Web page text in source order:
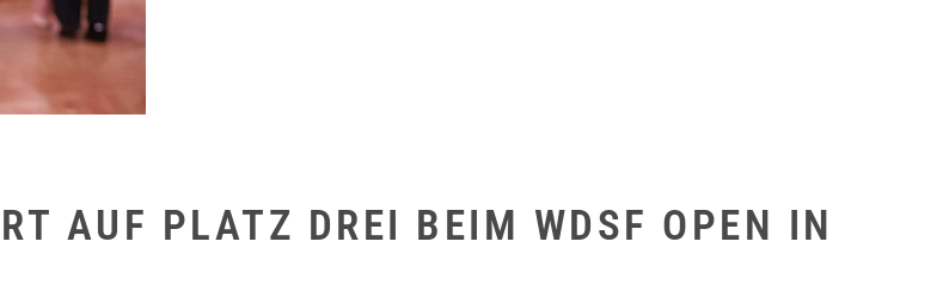
AUF PLATZ DREI BEIM WDSF OPEN IN